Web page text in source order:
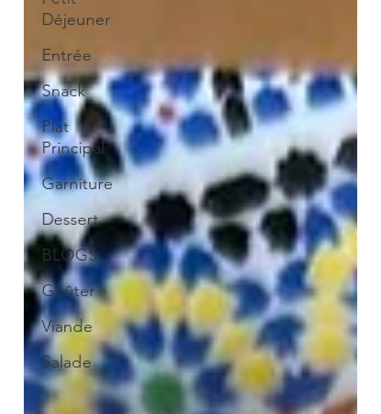
Déjeuner
Entrée
Snack
Plat
Principal
Garniture
Dessert
BLOGS
Goûter
Viande
Salade